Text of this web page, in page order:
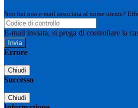
Non hai una e-mail associata al nome utente?
E-mail inviata, si prega di controllare la
Errore
Chiudi
Successo
Chiudi